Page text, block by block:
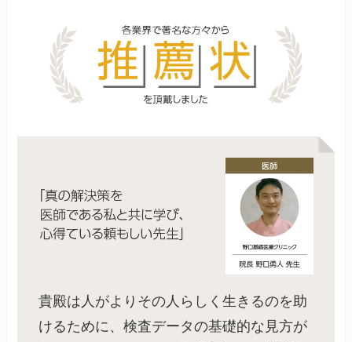
貴殿は人がよりその人らしく生きるのを助
けるために、検査データの基礎的な見方が